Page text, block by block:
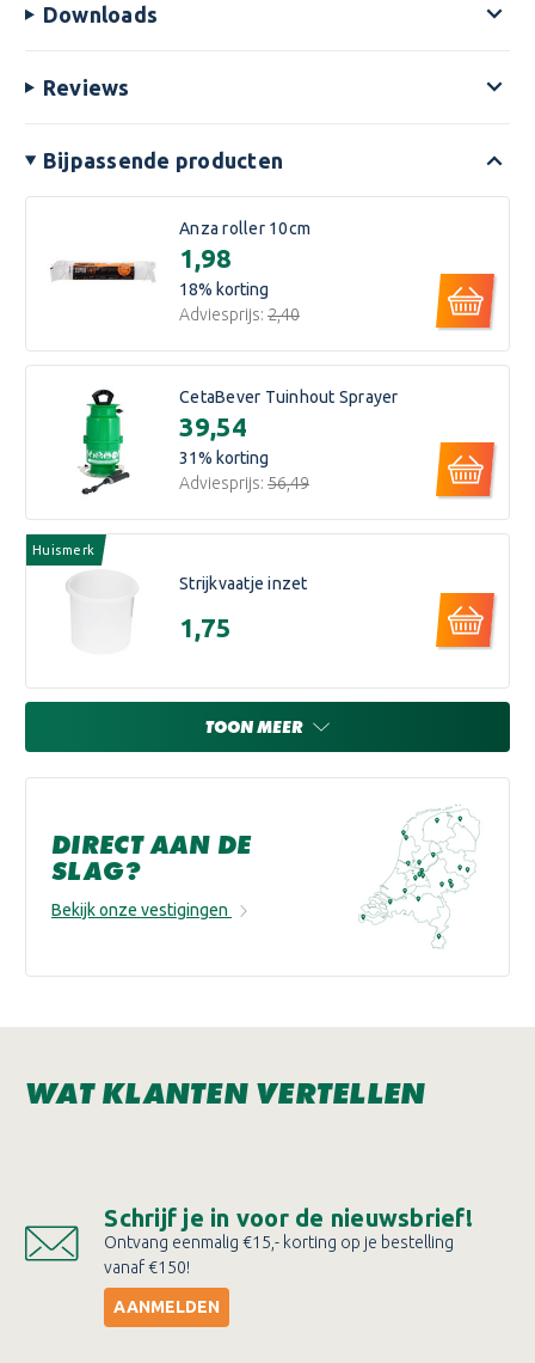
Downloads
Reviews
Bijpassende producten
Anza roller 10cm
€1,98
18% korting
Adviesprijs: €2,40
CetaBever Tuinhout Sprayer
€39,54
31% korting
Adviesprijs: €56,49
Huismerk
Strijkvaatje inzet
€1,75
TOON MEER
DIRECT AAN DE
SLAG?
Bekijk onze vestigingen
WAT KLANTEN VERTELLEN
Schrijf je in voor de nieuwsbrief!
Ontvang eenmalig €15,- korting op je bestelling
vanaf €150!
AANMELDEN